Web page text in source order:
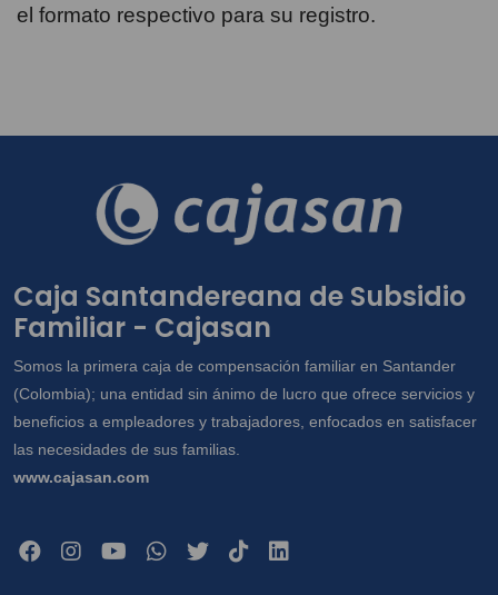
el formato respectivo para su registro.
Caja Santandereana de Subsidio
Familiar - Cajasan
Somos la primera caja de compensación familiar en Santander
(Colombia); una entidad sin ánimo de lucro que ofrece servicios y
beneficios a empleadores y trabajadores, enfocados en satisfacer
las necesidades de sus familias.
www.cajasan.com